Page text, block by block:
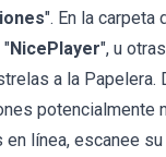
". En la carpeta
"NicePlayer", u
a la Papelera.
potencialmente
en línea, escanee